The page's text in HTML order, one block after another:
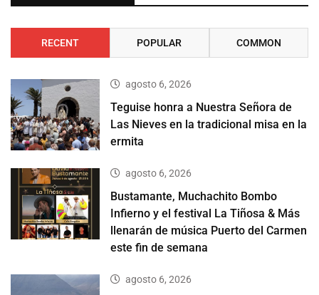
RECENT POPULAR COMMON
agosto 6, 2026
Teguise honra a Nuestra Señora de
Las Nieves en la tradicional misa en la
ermita
agosto 6, 2026
Bustamante, Muchachito Bombo
Infierno y el festival La Tiñosa & Más
llenarán de música Puerto del Carmen
este fin de semana
agosto 6, 2026